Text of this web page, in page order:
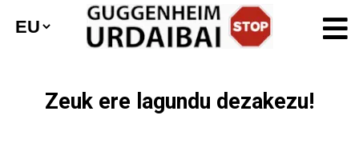
Zeuk ere lagundu dezakezu!